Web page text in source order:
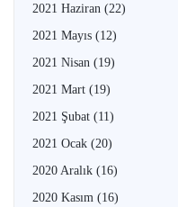
2021 Haziran (22)
2021 Mayıs (12)
2021 Nisan (19)
2021 Mart (19)
2021 Şubat (11)
2021 Ocak (20)
2020 Aralık (16)
2020 Kasım (16)